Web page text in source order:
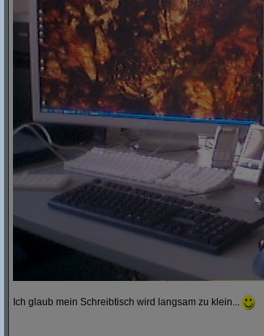
Ich glaub mein Schreibtisch wird langsam zu klein...